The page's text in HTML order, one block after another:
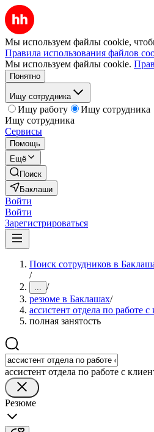
Мы используем файлы cookie,
Правила использования файлов
Мы используем файлы cookie.
Понятно
Ищу сотрудника
Ищу работу
Ищу сотрудника
Ищу сотрудника
Сервисы
Помощь
Ещё
Поиск
Баклаши
Войти
Войти
Зарегистрироваться
Поиск сотрудников в
/
... /
резюме в Баклашах/
ассистент отдела по работе
полная занятость
ассистент отдела по работе с
Резюме